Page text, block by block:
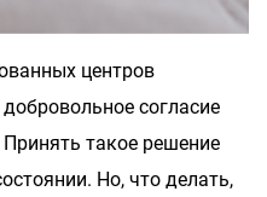
центров
согласие
такое решение
Но, что делать,